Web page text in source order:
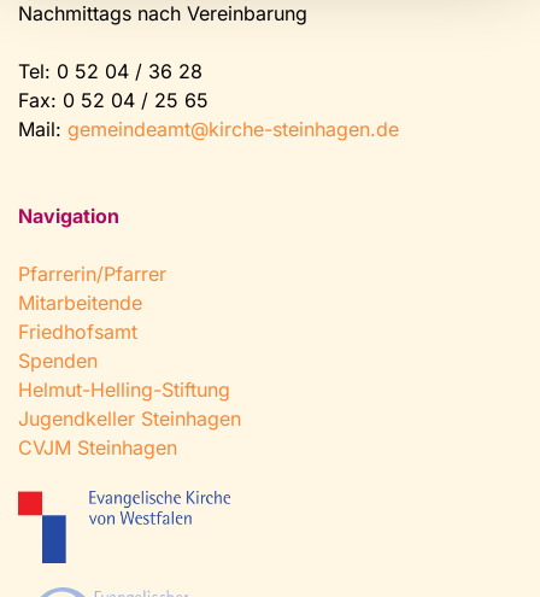
Nachmittags nach Vereinbarung
Tel: 0 52 04 / 36 28
Fax: 0 52 04 / 25 65
Mail: gemeindeamt@kirche-steinhagen.de
Navigation
Pfarrerin/Pfarrer
Mitarbeitende
Friedhofsamt
Spenden
Helmut-Helling-Stiftung
Jugendkeller Steinhagen
CVJM Steinhagen